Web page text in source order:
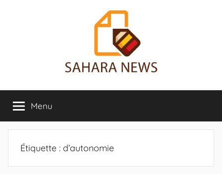
Sahara
News
sur
le
Sahara
révélée
Menu
Étiquette : d’autonomie